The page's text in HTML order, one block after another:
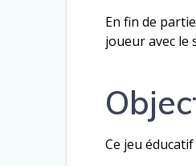
En fin de
joueur avec le
Ce jeu